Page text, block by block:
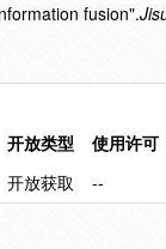
fusion".
开放类型
使用许可
开放获取 --